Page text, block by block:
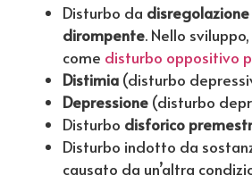
Disturbo da
dirompente. Nello
come disturbo oppositivo
Distimia (disturbo
Depressione (disturbo
Disturbo disforico
Disturbo indotto da
causato da un’altra